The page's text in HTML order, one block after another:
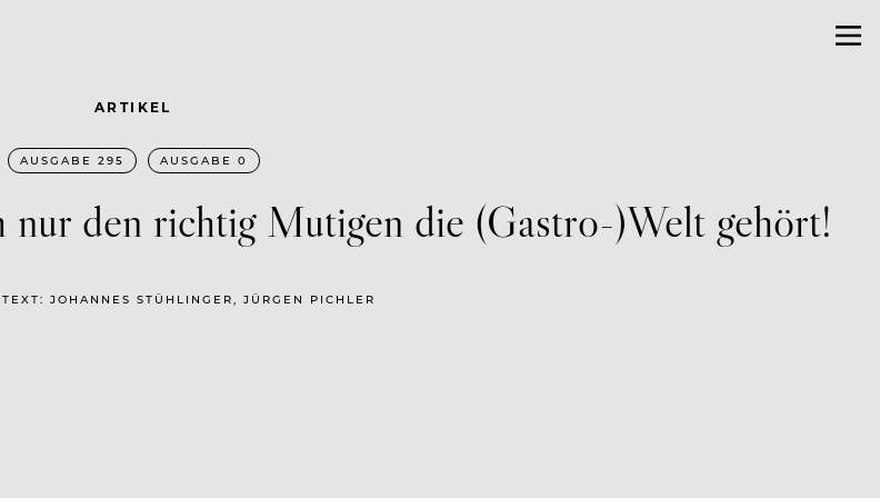
ARTIKEL
AUSGABE 295 AUSGABE 0
den richtig Mutigen die (Gastro-)Welt gehört!
JOHANNES STÜHLINGER, JÜRGEN PICHLER